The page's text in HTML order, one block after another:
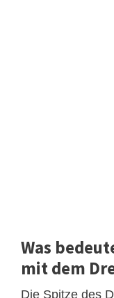
Was
mit dem
Die Spitze des